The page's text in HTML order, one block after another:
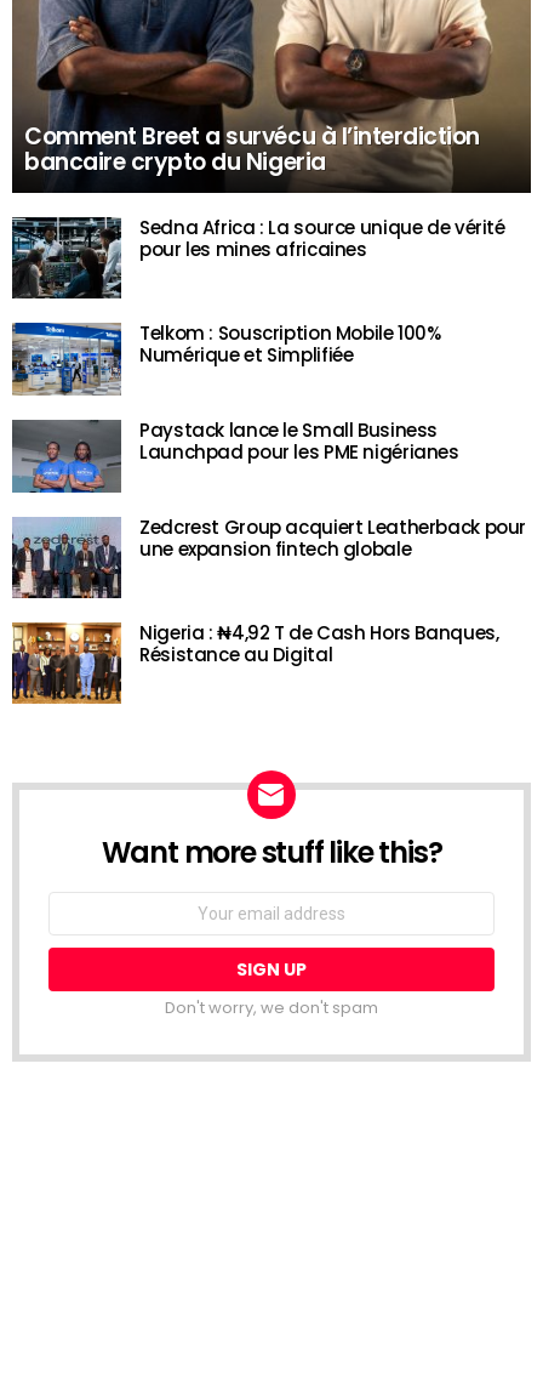
Comment Breet a survécu à l’interdiction
bancaire crypto du Nigeria
Sedna Africa : La source unique de vérité
pour les mines africaines
Telkom : Souscription Mobile 100%
Numérique et Simplifiée
Paystack lance le Small Business
Launchpad pour les PME nigérianes
Zedcrest Group acquiert Leatherback pour
une expansion fintech globale
Nigeria : ₦4,92 T de Cash Hors Banques,
Résistance au Digital
NEWSLETTER
Want more stuff like this?
Don't worry, we don't spam